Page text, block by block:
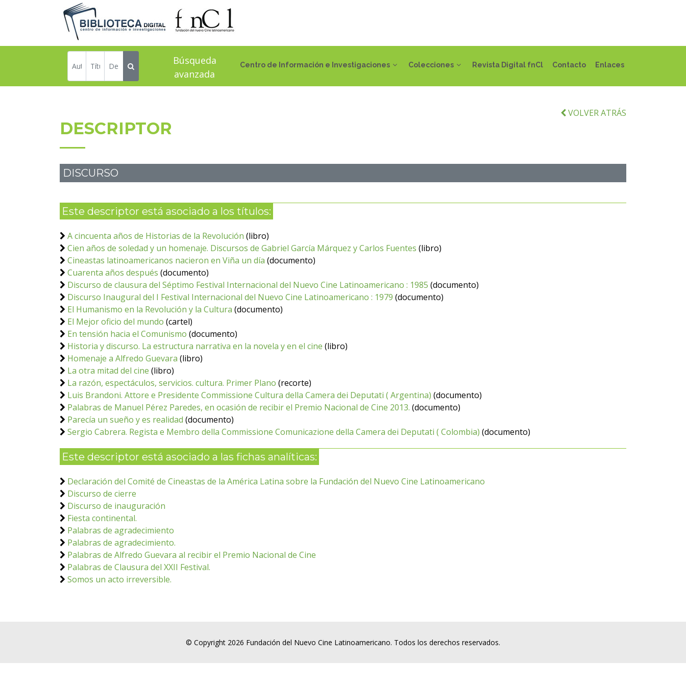
Centro de Información e Investigaciones Colecciones Revista Digital fnCl Contacto Enlaces
Búsqueda
avanzada
VOLVER ATRÁS
DESCRIPTOR
DISCURSO
Este descriptor está asociado a los títulos:
A cincuenta años de Historias de la Revolución (libro)
Cien años de soledad y un homenaje. Discursos de Gabriel García Márquez y Carlos Fuentes (libro)
Cineastas latinoamericanos nacieron en Viña un día (documento)
Cuarenta años después (documento)
Discurso de clausura del Séptimo Festival Internacional del Nuevo Cine Latinoamericano : 1985 (documento)
Discurso Inaugural del I Festival Internacional del Nuevo Cine Latinoamericano : 1979 (documento)
El Humanismo en la Revolución y la Cultura (documento)
El Mejor oficio del mundo (cartel)
En tensión hacia el Comunismo (documento)
Historia y discurso. La estructura narrativa en la novela y en el cine (libro)
Homenaje a Alfredo Guevara (libro)
La otra mitad del cine (libro)
La razón, espectáculos, servicios. cultura. Primer Plano (recorte)
Luis Brandoni. Attore e Presidente Commissione Cultura della Camera dei Deputati ( Argentina) (documento)
Palabras de Manuel Pérez Paredes, en ocasión de recibir el Premio Nacional de Cine 2013. (documento)
Parecía un sueño y es realidad (documento)
Sergio Cabrera. Regista e Membro della Commissione Comunicazione della Camera dei Deputati ( Colombia) (documento)
Este descriptor está asociado a las fichas analíticas:
Declaración del Comité de Cineastas de la América Latina sobre la Fundación del Nuevo Cine Latinoamericano
Discurso de cierre
Discurso de inauguración
Fiesta continental.
Palabras de agradecimiento
Palabras de agradecimiento.
Palabras de Alfredo Guevara al recibir el Premio Nacional de Cine
Palabras de Clausura del XXII Festival.
Somos un acto irreversible.
© Copyright 2026 Fundación del Nuevo Cine Latinoamericano. Todos los derechos reservados.